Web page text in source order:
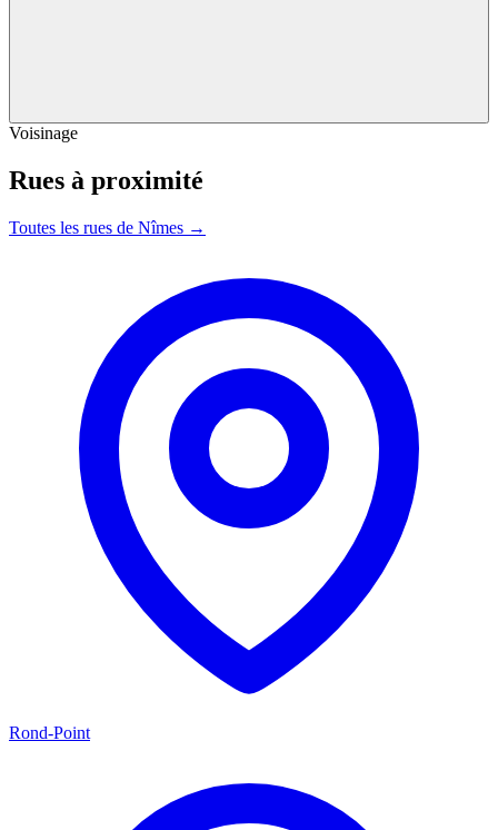
Voisinage
Rues à proximité
Toutes les rues de Nîmes →
Rond-Point